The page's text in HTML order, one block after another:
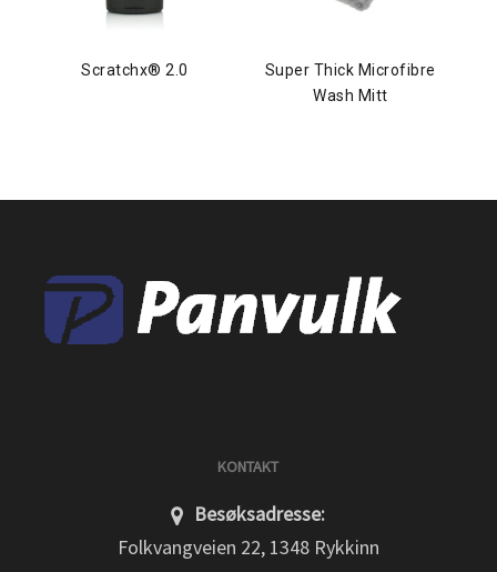
Scratchx® 2.0
Super Thick Microfibre
Wash Mitt
KONTAKT
Besøksadresse:
Folkvangveien 22, 1348 Rykkinn